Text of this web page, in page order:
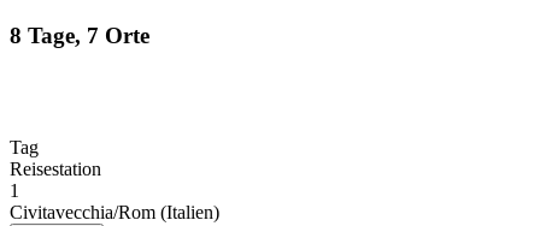
8 Tage, 7 Orte
Tag
Reisestation
1
Civitavecchia/Rom (Italien)